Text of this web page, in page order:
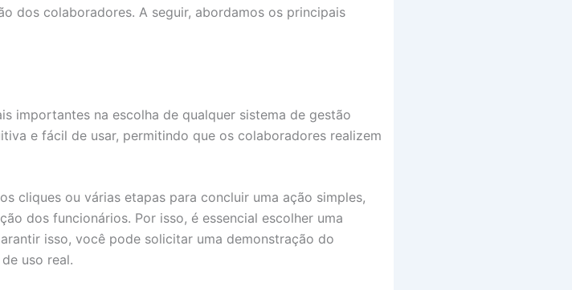
dos colaboradores. A seguir, abordamos os principais
importantes na escolha de qualquer sistema de gestão
e fácil de usar, permitindo que os colaboradores realizem
cliques ou várias etapas para concluir uma ação simples,
dos funcionários. Por isso, é essencial escolher uma
isso, você pode solicitar uma demonstração do
uso real.